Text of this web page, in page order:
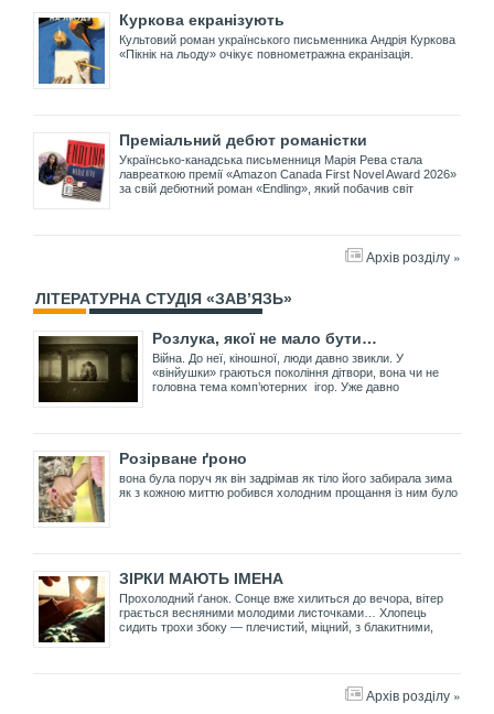
Куркова екранізують
Культовий роман українського письменника Андрія Куркова
«Пікнік на льоду» очікує повнометражна екранізація.
Преміальний дебют романістки
Українсько-канадська письменниця Марія Рева стала
лавреаткою премії «Amazon Canada First Novel Award 2026»
за свій дебютний роман «Endling», який побачив світ
Архів розділу »
ЛІТЕРАТУРНА СТУДІЯ «ЗАВ’ЯЗЬ»
Розлука, якої не мало бути…
Війна. До неї, кіношної, люди давно звикли. У
«вінйушки» граються покоління дітвори, вона чи не
головна тема комп’ютерних ігор. Уже давно
Розірване ґроно
вона була поруч як він задрімав як тіло його забирала зима
як з кожною миттю робився холодним прощання із ним було
ЗІРКИ МАЮТЬ ІМЕНА
Прохолодний ґанок. Сонце вже хилиться до вечора, вітер
грається весняними молодими листочками… Хлопець
сидить трохи збоку — плечистий, міцний, з блакитними,
Архів розділу »